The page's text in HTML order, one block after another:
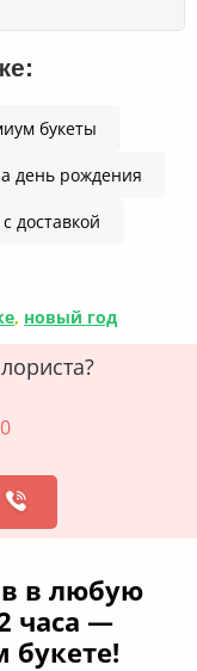
букеты
день рождения
доставкой
, новый год
в любую
часа —